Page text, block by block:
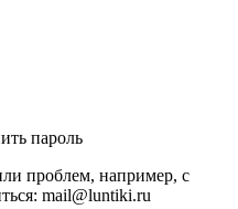
пароль
проблем, например, с
mail@luntiki.ru